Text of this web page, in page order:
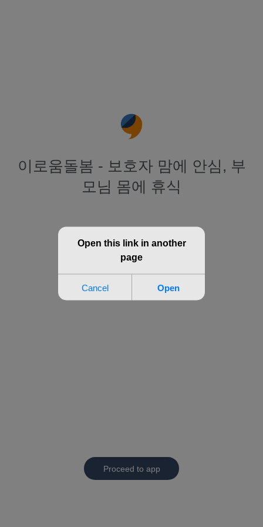
이로움돌봄 - 보호자 맘에 안심, 부
모님 몸에 휴식
Proceed to app